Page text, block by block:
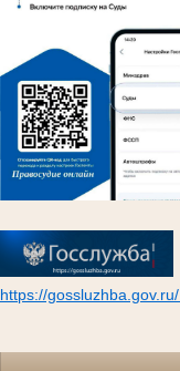
https://gossluzhba.gov.ru/